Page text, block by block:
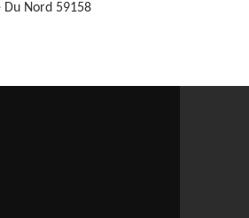
Nord 59158